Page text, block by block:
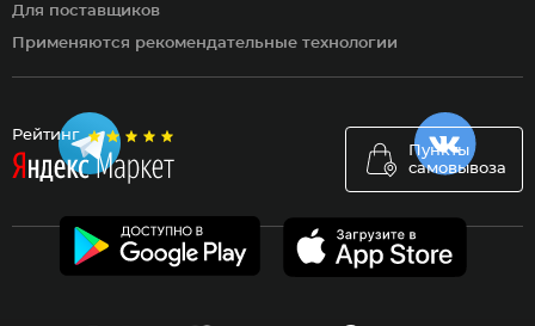
Рейтинг
Пункты
самовывоза
Для поставщиков
Применяются рекомендательные технологии